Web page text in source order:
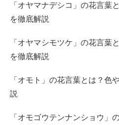
「オヤマナデシコ」の花言葉
を徹底解説
「オヤマシモツケ」の花言葉
を徹底解説
「オモト」の花言葉とは？色
説
「オモゴウテンナンショウ」